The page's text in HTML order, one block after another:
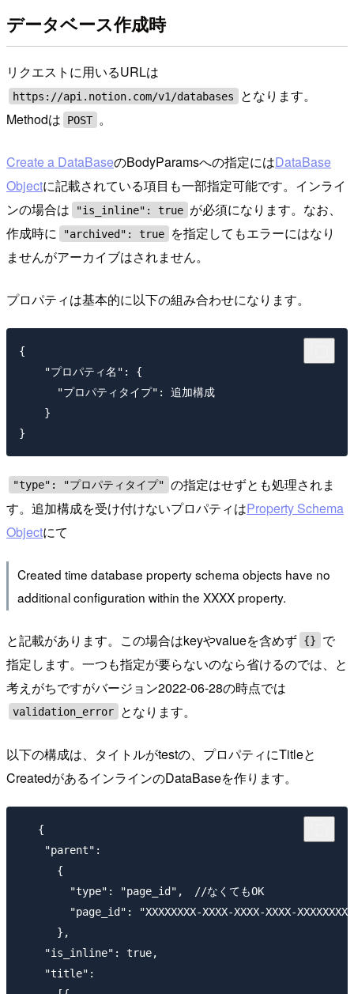
データベース作成時
リクエストに用いるURLは
https://api.notion.com/v1/databases
となります。
Methodは
POST 。
Create a DataBaseのBodyParamsへの指定にはDataBase
Objectに記載されている項目も一部指定可能です。インライ
ンの場合は
"is_inline": true が必須になります。なお、
作成時に
"archived": true
を指定してもエラーにはなり
ませんがアーカイブはされません。
プロパティは基本的に以下の組み合わせになります。
{
    "プロパティ名": {
      "プロパティタイプ": 追加構成
    }
"type": "プロパティタイプ" の指定はせずとも処理されま
す。追加構成を受け付けないプロパティはProperty Schema
Objectにて
Created time database property schema objects have no
additional configuration within the XXXX property.
と記載があります。この場合はkeyやvalueを含めず {}
で
指定します。一つも指定が要らないのなら省けるのでは、と
考えがちですがバージョン2022-06-28の時点では
validation_error となります。
以下の構成は、タイトルがtestの、プロパティにTitleと
CreatedがあるインラインのDataBaseを作ります。
   {
    "parent":
      {
        "type": "page_id",　//なくてもOK
"page_id": "XXXXXXXX-XXXX-XXXX-XXXX-
      },
    "is_inline": true,
    "title":